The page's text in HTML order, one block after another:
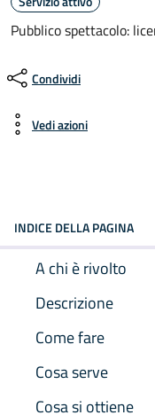
Pubblico spettacolo:
Condividi
Vedi azioni
INDICE DELLA PAGINA
A chi è rivolto
Descrizione
Come fare
Cosa serve
Cosa si ottiene